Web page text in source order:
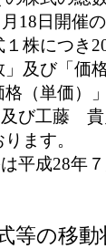
18日開催
株につき
及び「価
（単価）
び工藤 貴
ます。
平成28年
等の移動